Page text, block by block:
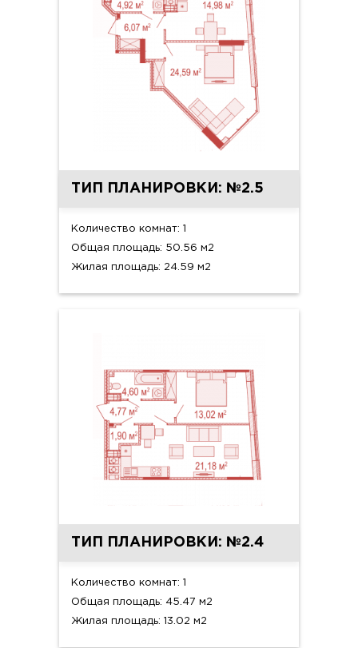
ТИП ПЛАНИРОВКИ: №2.5
Количество комнат: 1
Общая площадь: 50.56 м2
Жилая площадь: 24.59 м2
ТИП ПЛАНИРОВКИ: №2.4
Количество комнат: 1
Общая площадь: 45.47 м2
Жилая площадь: 13.02 м2